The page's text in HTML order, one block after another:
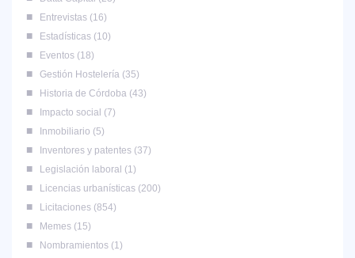
Entrevistas 16
Estadísticas 10
Eventos 18
Gestión Hostelería 35
Historia de Córdoba 43
Impacto social
7
Inmobiliario 5
Inventores y patentes 37
Legislación laboral
1
Licencias urbanísticas 200
Licitaciones 854
Memes 15
Nombramientos 1